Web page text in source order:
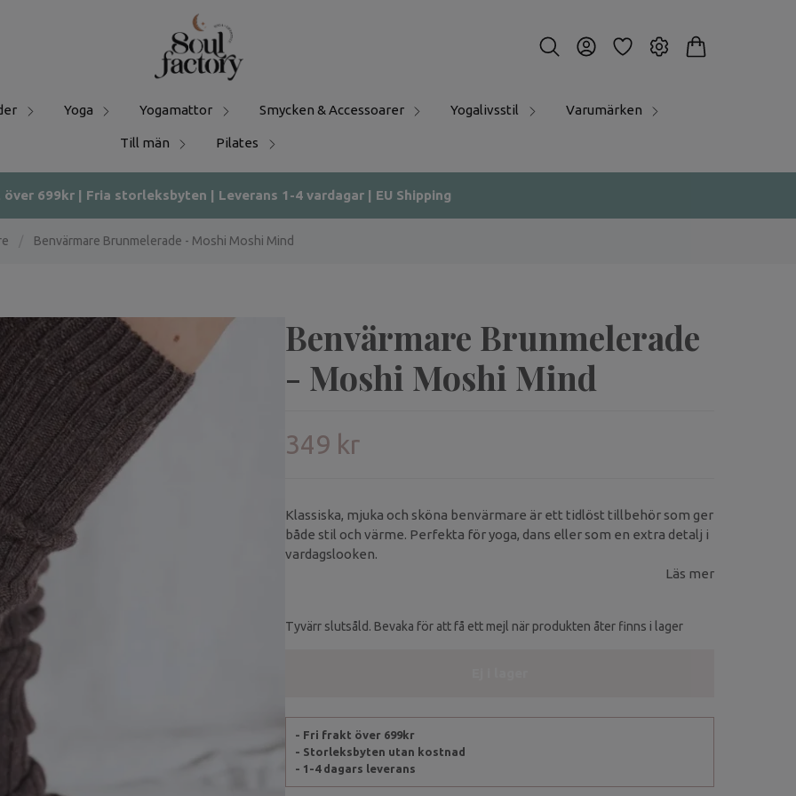
Yoga Yogamattor Smycken & Accessoarer Yogalivsstil Varumärken
Till män Pilates
699kr | Fria storleksbyten | Leverans 1-4 vardagar | EU Shipping
Benvärmare Brunmelerade - Moshi Moshi Mind
Benvärmare Brunmelerade
- Moshi Moshi Mind
349 kr
Klassiska, mjuka och sköna benvärmare är ett tidlöst tillbehör som ger
både stil och värme. Perfekta för yoga, dans eller som en extra detalj i
vardagslooken.
Läs mer
Tyvärr slutsåld. Bevaka för att få ett mejl när produkten åter finns i lager
- Fri frakt över 699kr
- Storleksbyten utan kostnad
- 1-4 dagars leverans